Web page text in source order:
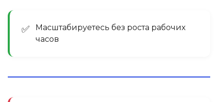
✅
Масштабируетесь без роста рабочих
часов